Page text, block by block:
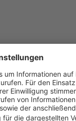
Sycor Kontakt
info@sycor.de
+49 551 490 0